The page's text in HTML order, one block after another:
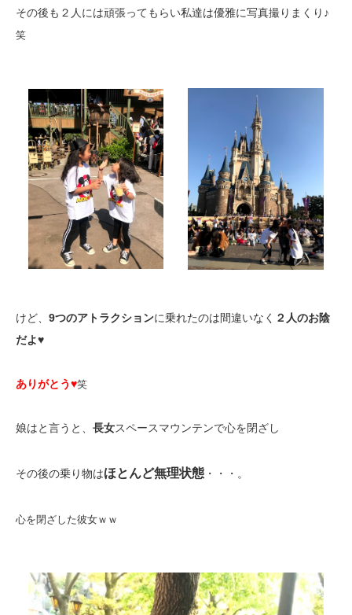
その後も２人には頑張ってもらい私達は優雅に写真撮りまくり♪
笑
けど、 9つのアトラクションに乗れたのは間違いなく ２人のお陰
だよ♥
ありがとう♥笑
娘はと言うと、 長女スペースマウンテンで心を閉ざし
その後の乗り物はほとんど無理状態 ・・・。
心を閉ざした彼女ｗｗ